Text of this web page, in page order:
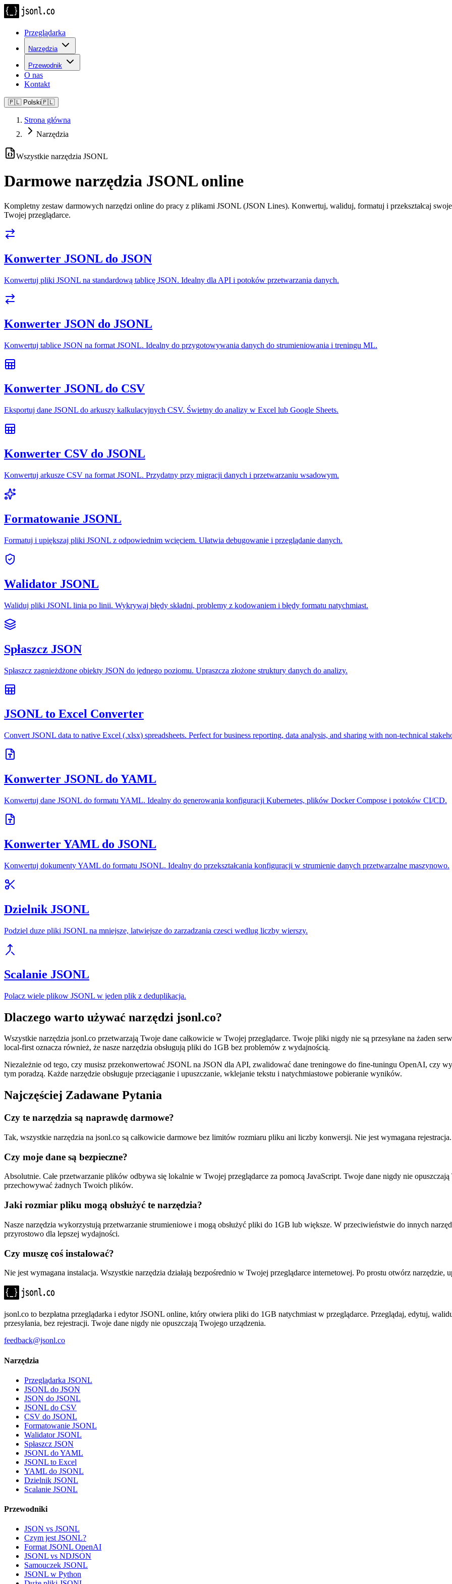
Przeglądarka
Narzędzia
Przewodnik
O nas
Kontakt
🇵🇱 Polski🇵🇱
Strona główna
Narzędzia
Wszystkie narzędzia JSONL
Darmowe narzędzia JSONL online
Kompletny zestaw darmowych narzędzi online do pracy z plikami JSONL (JSON Lines). Konwertuj, waliduj, formatuj i przekształcaj
Twojej przeglądarce.
Konwerter JSONL do JSON
Konwertuj pliki JSONL na standardową tablicę JSON. Idealny dla API i potoków przetwarzania danych.
Konwerter JSON do JSONL
Konwertuj tablice JSON na format JSONL. Idealny do przygotowywania danych do strumieniowania i treningu ML.
Konwerter JSONL do CSV
Eksportuj dane JSONL do arkuszy kalkulacyjnych CSV. Świetny do analizy w Excel lub Google Sheets.
Konwerter CSV do JSONL
Konwertuj arkusze CSV na format JSONL. Przydatny przy migracji danych i przetwarzaniu wsadowym.
Formatowanie JSONL
Formatuj i upiększaj pliki JSONL z odpowiednim wcięciem. Ułatwia debugowanie i przeglądanie danych.
Walidator JSONL
Waliduj pliki JSONL linia po linii. Wykrywaj błędy składni, problemy z kodowaniem i błędy formatu natychmiast.
Spłaszcz JSON
Spłaszcz zagnieżdżone obiekty JSON do jednego poziomu. Upraszcza złożone struktury danych do analizy.
JSONL to Excel Converter
Convert JSONL data to native Excel (.xlsx) spreadsheets. Perfect for business reporting, data analysis, and sharing with non-technical
Konwerter JSONL do YAML
Konwertuj dane JSONL do formatu YAML. Idealny do generowania konfiguracji Kubernetes, plików Docker Compose i potoków CI/CD.
Konwerter YAML do JSONL
Konwertuj dokumenty YAML do formatu JSONL. Idealny do przekształcania konfiguracji w strumienie danych przetwarzalne maszynowo.
Dzielnik JSONL
Podziel duze pliki JSONL na mniejsze, latwiejsze do zarzadzania czesci wedlug liczby wierszy.
Scalanie JSONL
Polacz wiele plikow JSONL w jeden plik z deduplikacja.
Dlaczego warto używać narzędzi jsonl.co?
Wszystkie narzędzia jsonl.co przetwarzają Twoje dane całkowicie w Twojej przeglądarce. Twoje pliki nigdy nie są przesyłane na żaden
local-first oznacza również, że nasze narzędzia obsługują pliki do 1GB bez problemów z wydajnością.
Niezależnie od tego, czy musisz przekonwertować JSONL na JSON dla API, zwalidować dane treningowe do fine-tuningu OpenAI, czy
tym poradzą. Każde narzędzie obsługuje przeciąganie i upuszczanie, wklejanie tekstu i natychmiastowe pobieranie wyników.
Najczęściej Zadawane Pytania
Czy te narzędzia są naprawdę darmowe?
Tak, wszystkie narzędzia na jsonl.co są całkowicie darmowe bez limitów rozmiaru pliku ani liczby konwersji. Nie jest wymagana rejestracja.
Czy moje dane są bezpieczne?
Absolutnie. Całe przetwarzanie plików odbywa się lokalnie w Twojej przeglądarce za pomocą JavaScript. Twoje dane nigdy nie
przechowywać żadnych Twoich plików.
Jaki rozmiar pliku mogą obsłużyć te narzędzia?
Nasze narzędzia wykorzystują przetwarzanie strumieniowe i mogą obsłużyć pliki do 1GB lub większe. W przeciwieństwie do innych
przyrostowo dla lepszej wydajności.
Czy muszę coś instalować?
Nie jest wymagana instalacja. Wszystkie narzędzia działają bezpośrednio w Twojej przeglądarce internetowej. Po prostu otwórz
jsonl.co to bezpłatna przeglądarka i edytor JSONL online, który otwiera pliki do 1GB natychmiast w przeglądarce. Przeglądaj, edytuj,
przesyłania, bez rejestracji. Twoje dane nigdy nie opuszczają Twojego urządzenia.
feedback@jsonl.co
Narzędzia
Przeglądarka JSONL
JSONL do JSON
JSON do JSONL
JSONL do CSV
CSV do JSONL
Formatowanie JSONL
Walidator JSONL
Spłaszcz JSON
JSONL do YAML
JSONL to Excel
YAML do JSONL
Dzielnik JSONL
Scalanie JSONL
Przewodniki
JSON vs JSONL
Czym jest JSONL?
Format JSONL OpenAI
JSONL vs NDJSON
Samouczek JSONL
JSONL w Python